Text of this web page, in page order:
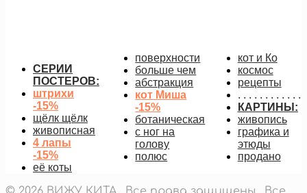
СЕРИИ
ПОСТЕРОВ:
штрихи
-15%
щёлк щёлк
живописная
4 лапы
-15%
её коты
поверхности
больше чем
абстракция
кот Миша
-15%
ботаническая
с ног на
голову
полюс
кот и Ко
космос
рецепты
. . . . . . . . . . . .
КАРТИНЫ:
живопись
графика и
этюды
продано